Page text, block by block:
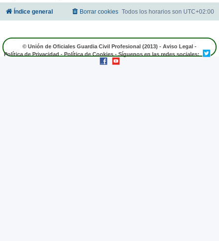
Índice general Todos los horarios son UTC+02:00
Borrar cookies
© Unión de Oficiales Guardia Civil Profesional (2013) - Aviso Legal -
Política de Privacidad-Política de Cookies- Síguenos en las redes sociales: